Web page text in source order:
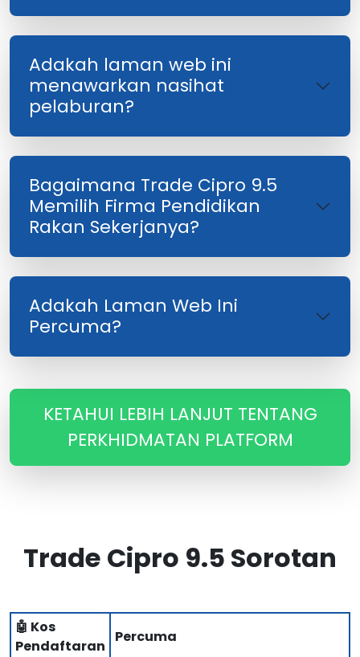
Adakah laman web ini
menawarkan nasihat
pelaburan?
Bagaimana Trade Cipro 9.5
Memilih Firma Pendidikan
Rakan Sekerjanya?
Adakah Laman Web Ini
Percuma?
KETAHUI LEBIH LANJUT TENTANG
PERKHIDMATAN PLATFORM
Trade Cipro 9.5 Sorotan
🤖 Kos
Pendaftaran
Percuma